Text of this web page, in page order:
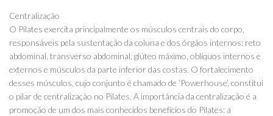
Centralização
O Pilates exercita principalmente os músculos centrais do corpo,
responsáveis pela sustentação da coluna e dos órgãos internos: reto
abdominal, transverso abdominal, glúteo máximo, oblíquos internos e
externos e músculos da parte inferior das costas. O fortalecimento
desses músculos, cujo conjunto é chamado de ‘Powerhouse’, constitui
o pilar de centralização no Pilates. A importância da centralização é a
promoção de um dos mais conhecidos benefícios do Pilates: a